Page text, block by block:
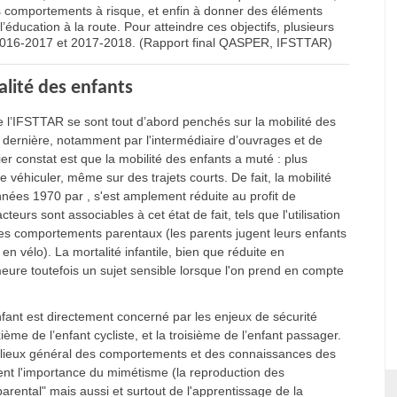
à risque, et enfin à donner des éléments
à la route. Pour atteindre ces objectifs, plusieurs
2017 et 2017-2018. (Rapport final QASPER, IFSTTAR)
des enfants
se sont tout d’abord penchés sur la mobilité des
notamment par l'intermédiaire d’ouvrages et de
constat est que la mobilité des enfants a muté : plus
même sur des trajets courts. De fait, la mobilité
1970 par , s'est amplement réduite au profit de
sont associables à cet état de fait, tels que l'utilisation
comportements parentaux (les parents jugent leurs enfants
vélo). La mortalité infantile, bien que réduite en
toutefois un sujet sensible lorsque l'on prend en compte
est directement concerné par les enjeux de sécurité
de l’enfant cycliste, et la troisième de l’enfant passager.
général des comportements et des connaissances des
l'importance du mimétisme (la reproduction des
mais aussi et surtout de l'apprentissage de la